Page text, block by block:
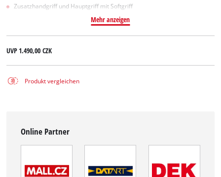
Zusatzhandgriff und Hauptgriff mit Softgriff
Mehr anzeigen
UVP1.490,00 CZK
Produkt vergleichen
Online Partner